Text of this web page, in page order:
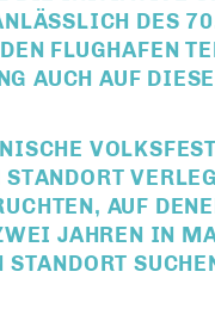
DES
FLUGHAFEN
AUCH AUF
AUF
JAHREN IN